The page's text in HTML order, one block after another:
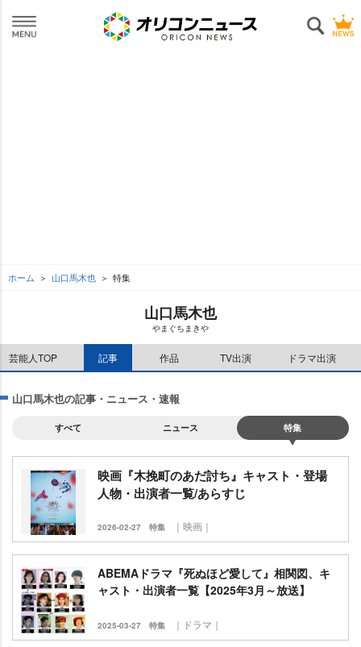
ホーム 山口馬木也 特集
山口馬木也
まぐちまき
芸能人TOP 記事 作品 TV出演 ドラマ出演
山口馬木也の記事・ニュース・速報
すべて ニュース 特集
映画『木挽町のあだ討ち』キャスト・登場
人物・出演者一覧/あらすじ
2026-02-27 特集 ｜映画｜
ABEMAドラマ『死ぬほど愛して』相関図、キ
ャスト・出演者一覧【2025年3月～放送】
2025-03-27 特集 ｜ドラマ｜